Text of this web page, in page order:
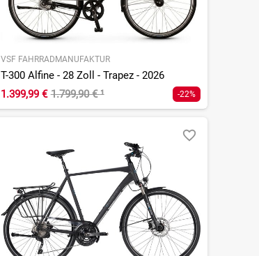
VSF FAHRRADMANUFAKTUR
T-300 Alfine - 28 Zoll - Trapez - 2026
1.399,99 € 1.799,90 €¹ -22%